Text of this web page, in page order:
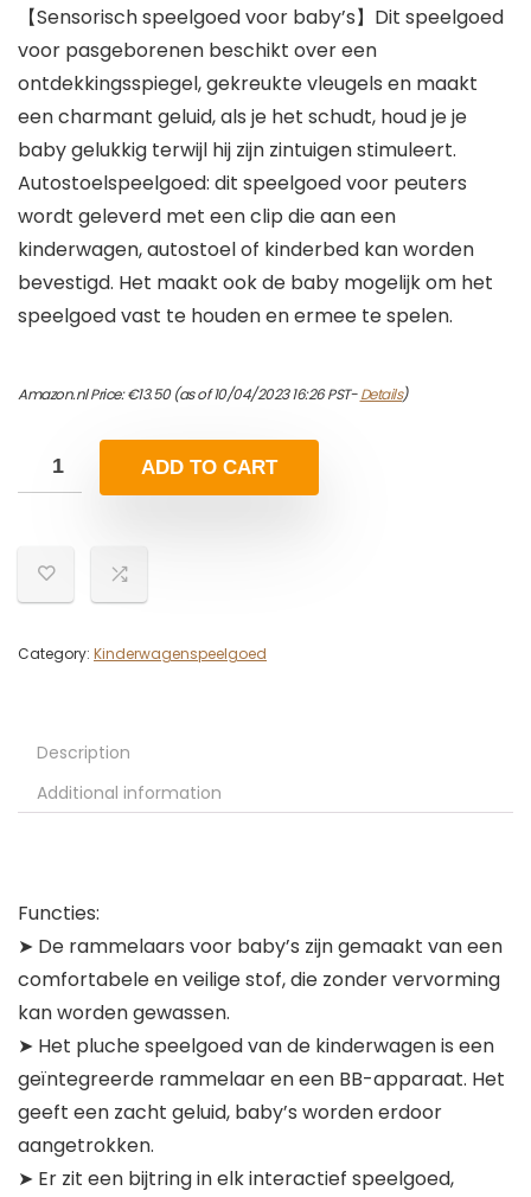
【Sensorisch speelgoed voor baby’s】Dit speelgoed
voor pasgeborenen beschikt over een
ontdekkingsspiegel, gekreukte vleugels en maakt
een charmant geluid, als je het schudt, houd je je
baby gelukkig terwijl hij zijn zintuigen stimuleert.
Autostoelspeelgoed: dit speelgoed voor peuters
wordt geleverd met een clip die aan een
kinderwagen, autostoel of kinderbed kan worden
bevestigd. Het maakt ook de baby mogelijk om het
speelgoed vast te houden en ermee te spelen.
Amazon.nl Price:€13.50(as of 10/04/2023 16:26 PST-Details)
ADD TO CART
Category: Kinderwagenspeelgoed
Description
Additional information
Functies:
➤ De rammelaars voor baby’s zijn gemaakt van een
comfortabele en veilige stof, die zonder vervorming
kan worden gewassen.
➤ Het pluche speelgoed van de kinderwagen is een
geïntegreerde rammelaar en een BB-apparaat. Het
geeft een zacht geluid, baby’s worden erdoor
aangetrokken.
➤ Er zit een bijtring in elk interactief speelgoed,